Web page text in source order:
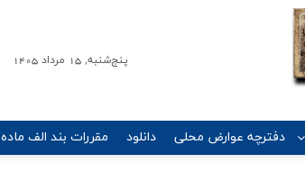
پنج‌شنبه, 15 مرداد 1405
دفترچه عوارض محلی دانلود مقررات بند الف ماده 3 قانون ارتقا